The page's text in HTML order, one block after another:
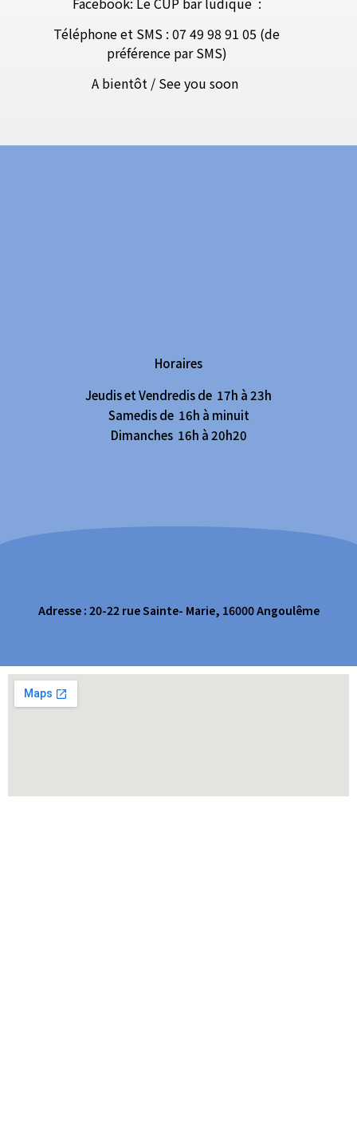
Téléphone et SMS : 07 49 98 91 05 (de
préférence par SMS)
A bientôt / See you soon
Horaires
Jeudis et Vendredis de 17h à 23h
Samedis de 16h à minuit
Dimanches 16h à 20h20
Adresse : 20-22 rue Sainte- Marie, 16000 Angoulême